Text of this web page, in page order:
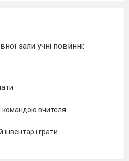
зали учні повинні:
командою вчителя
і грати